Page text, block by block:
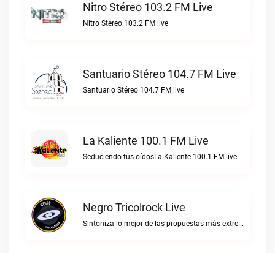
Nitro Stéreo 103.2 FM Live
Nitro Stéreo 103.2 FM live
Santuario Stéreo 104.7 FM Live
Santuario Stéreo 104.7 FM live
La Kaliente 100.1 FM Live
Seduciendo tus oídosLa Kaliente 100.1 FM live
Negro Tricolrock Live
Sintoniza lo mejor de las propuestas más extremas y virtuosas del metal colombianoNegro Tricolrock live